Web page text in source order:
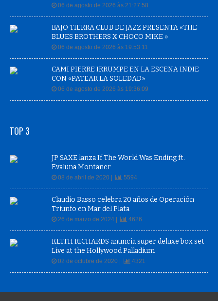
06 de agosto de 2026 às 21:27:58
BAJO TIERRA CLUB DE JAZZ PRESENTA «THE
BLUES BROTHERS X CHOCO MIKE »
06 de agosto de 2026 às 19:53:11
CAMI PIERRE IRRUMPE EN LA ESCENA INDIE
CON «PATEAR LA SOLEDAD»
06 de agosto de 2026 às 19:36:09
TOP 3
JP SAXE lanza If The World Was Ending ft.
Evaluna Montaner
08 de abril de 2020 | 5594
Claudio Basso celebra 20 años de Operación
Triunfo en Mar del Plata
26 de marzo de 2024 | 4626
KEITH RICHARDS anuncia super deluxe box set
Live at the Hollywood Palladium
02 de octubre de 2020 | 4321